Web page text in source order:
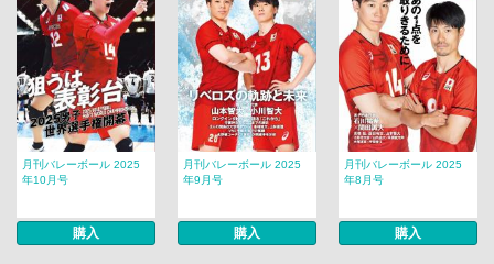
月刊バレーボール 2025
年10月号
購入
月刊バレーボール 2025
年9月号
購入
月刊バレーボール 2025
年8月号
購入